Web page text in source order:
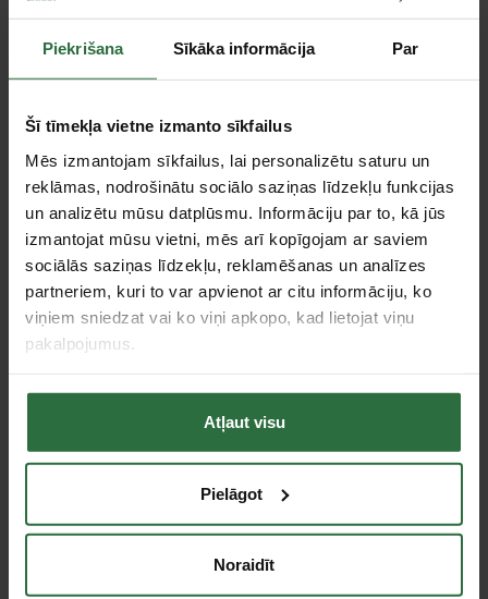
Piekrišana Sīkāka informācija Par
Šī tīmekļa vietne izmanto sīkfailus
Mēs izmantojam sīkfailus, lai personalizētu saturu un
reklāmas, nodrošinātu sociālo saziņas līdzekļu funkcijas
un analizētu mūsu datplūsmu. Informāciju par to, kā jūs
izmantojat mūsu vietni, mēs arī kopīgojam ar saviem
sociālās saziņas līdzekļu, reklamēšanas un analīzes
partneriem, kuri to var apvienot ar citu informāciju, ko
viņiem sniedzat vai ko viņi apkopo, kad lietojat viņu
pakalpojumus.
Atļaut visu
Pielāgot
Noraidīt
Citas noliktavas, (uzzināt vairāk šeit, )
Piederumi
Romax Compact TT
SV15-22–28 mm
Ir noliktavā